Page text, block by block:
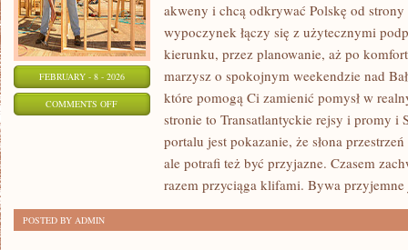
FEBRUARY - 8 - 2026
COMMENTS OFFON
SURFERSKI
akweny i chcą odkrywać Polskę od
wypoczynek łączy się z użytecznymi
kierunku, przez planowanie, aż po
marzysz o spokojnym weekendzie nad
które pomogą Ci zamienić pomysł w
stronie to Transatlantyckie rejsy i promy i
portalu jest pokazanie, że słona
ale potrafi też być przyjazne. Czasem
razem przyciąga klifami. Bywa
POSTED BY ADMIN